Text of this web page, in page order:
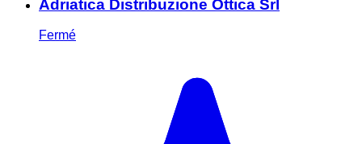
Adriatica Distribuzione Ottica Srl
Fermé